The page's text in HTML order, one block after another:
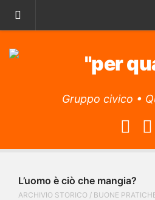
Il Programma
Attività
Gruppo civico •
L’uomo è ciò che mangia?
ARCHIVIO STORICO / BUONE